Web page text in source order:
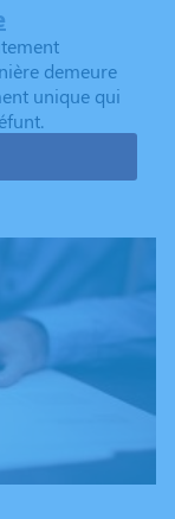
demeure
unique qui